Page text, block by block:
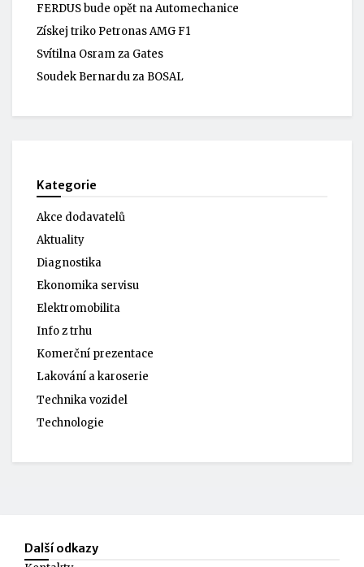
FERDUS bude opět na Automechanice
Získej triko Petronas AMG F1
Svítilna Osram za Gates
Soudek Bernardu za BOSAL
Kategorie
Akce dodavatelů
Aktuality
Diagnostika
Ekonomika servisu
Elektromobilita
Info z trhu
Komerční prezentace
Lakování a karoserie
Technika vozidel
Technologie
Další odkazy